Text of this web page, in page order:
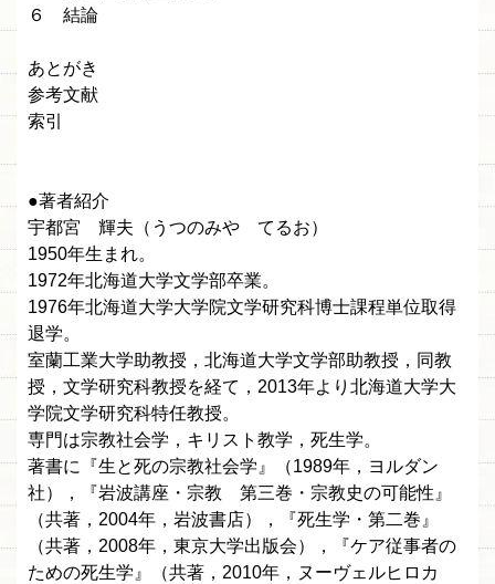
６ 結論
あとがき
参考文献
索引
●著者紹介
宇都宮 輝夫（うつのみや てるお）
1950年生まれ。
1972年北海道大学文学部卒業。
1976年北海道大学大学院文学研究科博士課程単位取得
退学。
室蘭工業大学助教授，北海道大学文学部助教授，同教
授，文学研究科教授を経て，2013年より北海道大学大
学院文学研究科特任教授。
専門は宗教社会学，キリスト教学，死生学。
著書に『生と死の宗教社会学』（1989年，ヨルダン
社），『岩波講座・宗教 第三巻・宗教史の可能性』
（共著，2004年，岩波書店），『死生学・第二巻』
（共著，2008年，東京大学出版会），『ケア従事者の
ための死生学』（共著，2010年，ヌーヴェルヒロカ